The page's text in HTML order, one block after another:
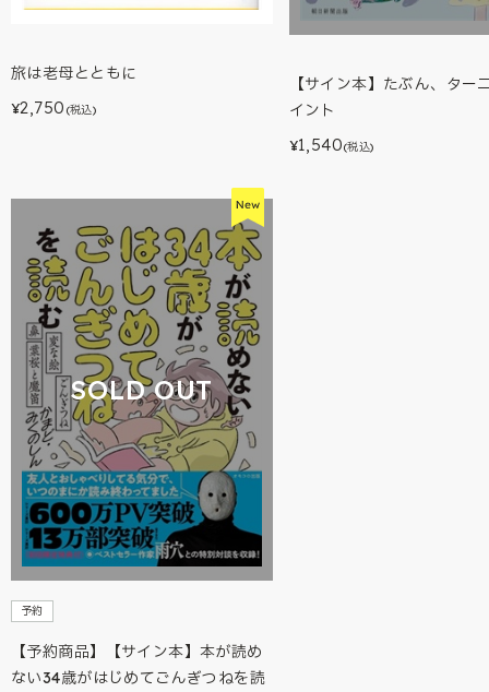
旅は老母とともに
¥2,750 (税込)
【サイン本】たぶん、ター
イント
¥1,540(税込)
SOLD OUT
予約
【予約商品】【サイン本】本が読め
ない34歳がはじめてごんぎつねを読